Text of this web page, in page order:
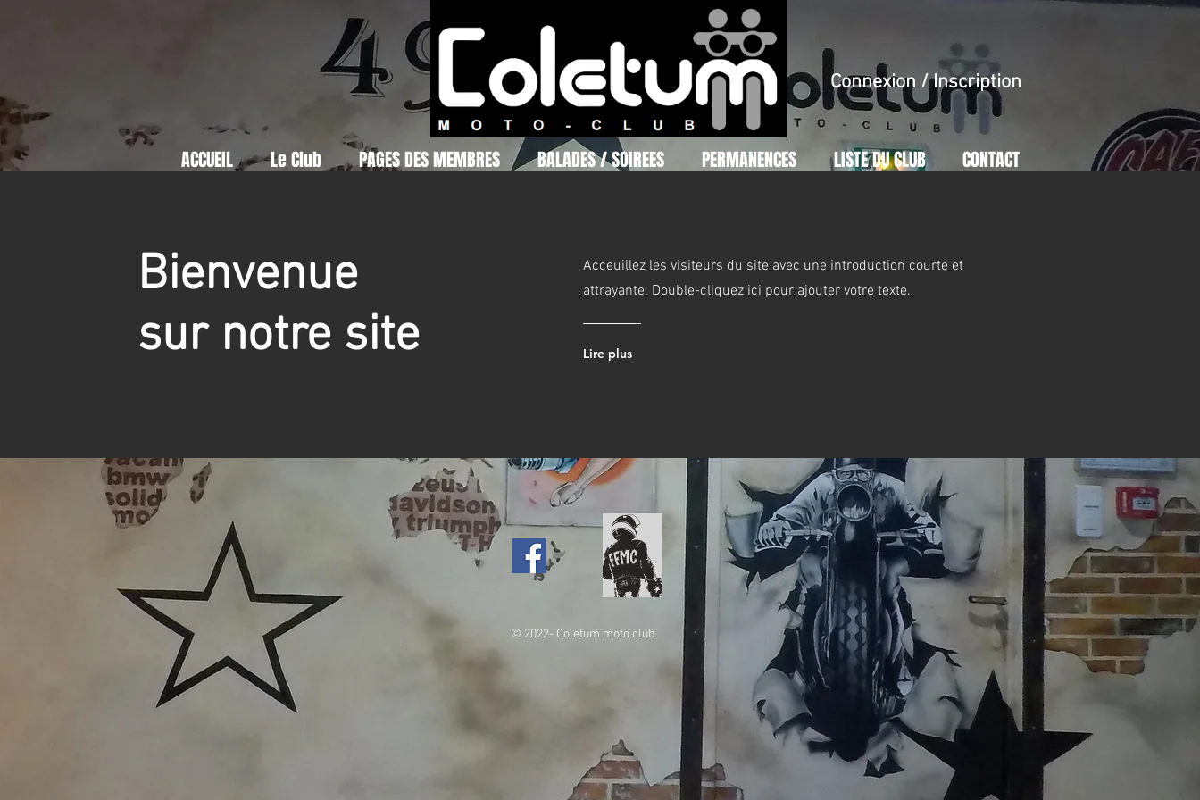
Connexion / Inscription
ACCUEIL Le Club PAGES DES MEMBRES BALADES / SOIREES PERMANENCES LISTE DU CLUB CONTACT
Bienvenue
sur notre site
Acceuillez les visiteurs du site avec une introduction courte et
attrayante. Double-cliquez ici pour ajouter votre texte.
Lire plus
© 2022- Coletum moto club